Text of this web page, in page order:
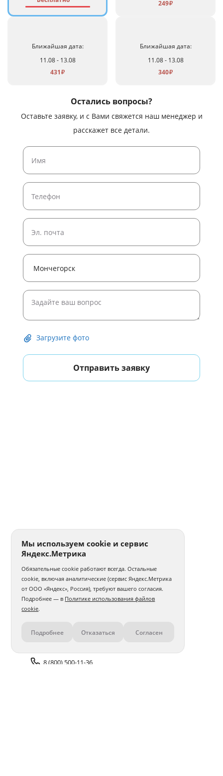
249₽
Ближайшая дата:
11.08 - 13.08
431 ₽
Ближайшая дата:
11.08 - 13.08
340₽
Остались вопросы?
Оставьте заявку, и с Вами свяжется наш менеджер и
расскажет все детали.
Загрузите фото
Отправить заявку
Контакты
8 (800) 500-11-36
Мы используем cookie и сервис
Яндекс.Метрика
Обязательные cookie работают всегда. Остальные
cookie, включая аналитические (сервис Яндекс.Метрика
от ООО «Яндекс», Россия), требуют вашего согласия.
Подробнее — в Политике использования файлов
cookie.
Подробнее Отказаться Согласен